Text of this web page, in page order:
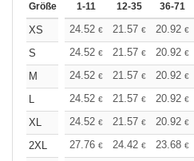
Größe 1-11 12-35 36-71
XS 24.52 € 21.57 € 20.92 €
S
24.52 € 21.57 € 20.92 €
M
24.52 € 21.57 € 20.92 €
L
24.52 € 21.57 € 20.92 €
XL
24.52 € 21.57 € 20.92 €
2XL
27.76 € 24.42 € 23.68 €